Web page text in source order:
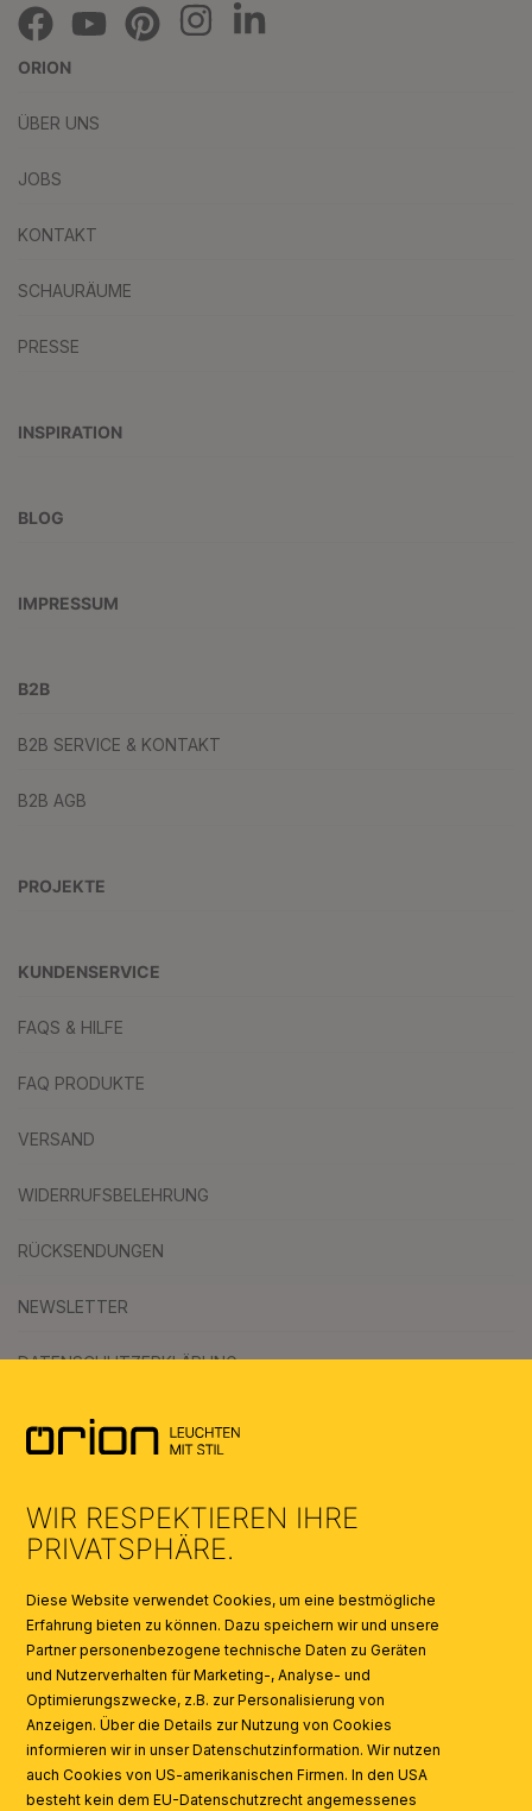
ORION
ÜBER UNS
JOBS
KONTAKT
SCHAURÄUME
PRESSE
INSPIRATION
BLOG
IMPRESSUM
B2B
B2B SERVICE & KONTAKT
B2B AGB
PROJEKTE
KUNDENSERVICE
FAQS & HILFE
FAQ PRODUKTE
VERSAND
WIDERRUFSBELEHRUNG
RÜCKSENDUNGEN
NEWSLETTER
DATENSCHUTZERKLÄRUNG
KATALOGE
AI
WIR RESPEKTIEREN IHRE
PRIVATSPHÄRE.
Diese Website verwendet Cookies, um eine bestmögliche
Erfahrung bieten zu können. Dazu speichern wir und unsere
Partner personenbezogene technische Daten zu Geräten
und Nutzerverhalten für Marketing-, Analyse- und
Optimierungszwecke, z.B. zur Personalisierung von
Anzeigen. Über die Details zur Nutzung von Cookies
informieren wir in unser Datenschutzinformation. Wir nutzen
auch Cookies von US-amerikanischen Firmen. In den USA
besteht kein dem EU-Datenschutzrecht angemessenes